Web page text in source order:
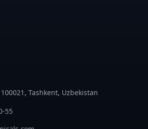
Tashkent, Uzbekistan
55